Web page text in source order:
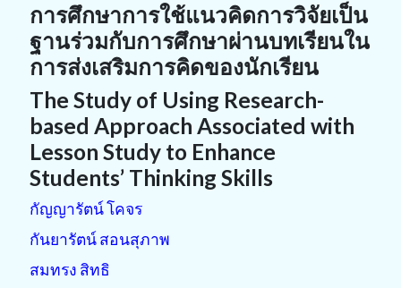
การศึกษาการใช้แนวคิดการวิจัยเป็น
ฐานร่วมกับการศึกษาผ่านบทเรียนใน
การส่งเสริมการคิดของนักเรียน
The Study of Using Research-
based Approach Associated with
Lesson Study to Enhance
Students’ Thinking Skills
กัญญารัตน์ โคจร
กันยารัตน์ สอนสุภาพ
สมทรง สิทธิ